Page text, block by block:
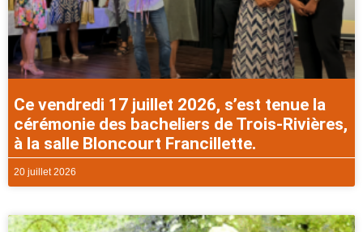
Ce vendredi 17 juillet 2026, s’est tenue la
cérémonie des bacheliers de Trois-Rivières,
à la salle Bloncourt Francillette.
20 juillet 2026